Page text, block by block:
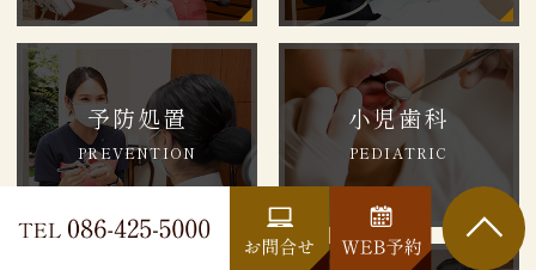
予防処置
PREVENTION
小児歯科
PEDIATRIC